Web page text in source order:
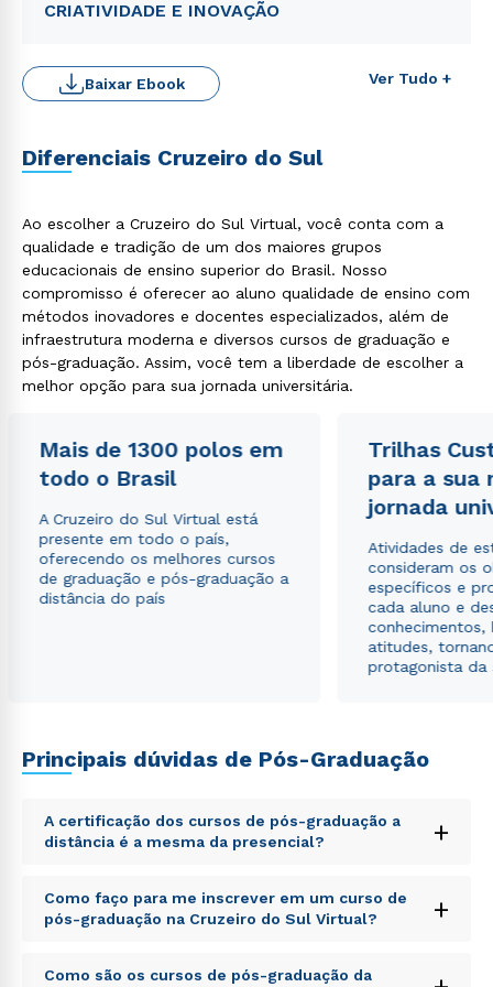
CRIATIVIDADE E INOVAÇÃO
Ver Tudo +
Baixar Ebook
Diferenciais Cruzeiro do Sul
Ao escolher a Cruzeiro do Sul Virtual, você conta com a
qualidade e tradição de um dos maiores grupos
educacionais de ensino superior do Brasil. Nosso
compromisso é oferecer ao aluno qualidade de ensino com
métodos inovadores e docentes especializados, além de
infraestrutura moderna e diversos cursos de graduação e
pós-graduação. Assim, você tem a liberdade de escolher a
melhor opção para sua jornada universitária.
Mais de 1300 polos em
todo o Brasil
A Cruzeiro do Sul Virtual está
presente em todo o país,
oferecendo os melhores cursos
de graduação e pós-graduação a
distância do país
Trilhas
para a sua
jornada
Atividades de
consideram os
específicos e
cada aluno e
conhecimentos,
atitudes,
protagonista da
Principais dúvidas de Pós-Graduação
A certificação dos cursos de pós-graduação a
distância é a mesma da presencial?
+
Sed ut perspiciatis unde omnis iste natus error sit
voluptatem accusantium doloremque laudantium,
totam rem aperiam, eaque ipsa quae ab illo inventore
explicabo. Nemo enim ipsam voluptatem quia
Como faço para me inscrever em um curso de
pós-graduação na Cruzeiro do Sul Virtual?
+
Sed ut perspiciatis unde omnis iste natus error sit
Como são os cursos de pós-graduação da
WhatsApp
Estou de acordo com a Política de Privacidade.
autorizo que meus dados sejam utilizados para o
envio de conteúdos da Cruzeiro do Sul.